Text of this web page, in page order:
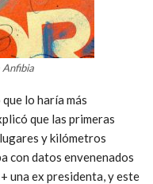
Anfibia
lo haría más
que las primeras
y kilómetros
con datos envenenados
una ex presidenta, y este